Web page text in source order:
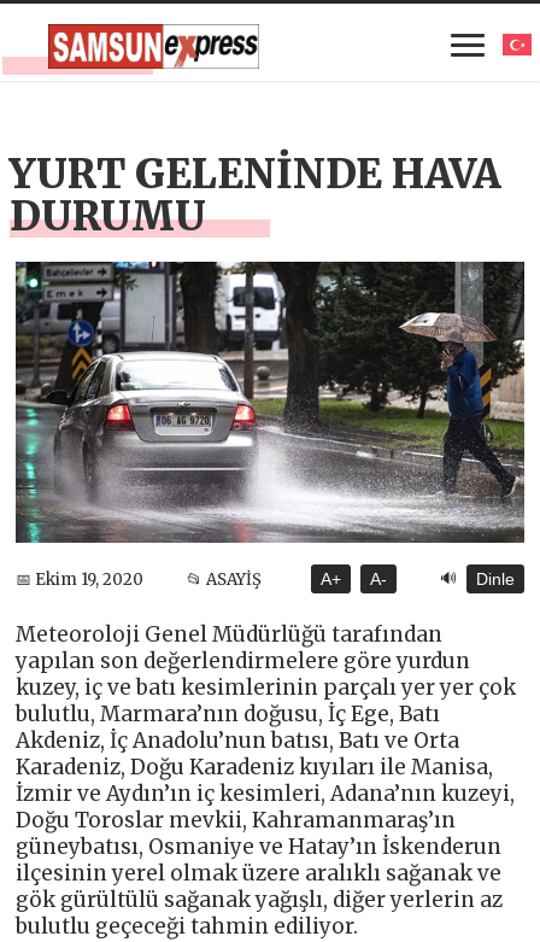
YURT GELENİNDE HAVA
DURUMU
📅 Ekim 19, 2020 📂 ASAYİŞ A+ A- 🔊 Dinle
Meteoroloji Genel Müdürlüğü tarafından
yapılan son değerlendirmelere göre yurdun
kuzey, iç ve batı kesimlerinin parçalı yer yer çok
bulutlu, Marmara’nın doğusu, İç Ege, Batı
Akdeniz, İç Anadolu’nun batısı, Batı ve Orta
Karadeniz, Doğu Karadeniz kıyıları ile Manisa,
İzmir ve Aydın’ın iç kesimleri, Adana’nın kuzeyi,
Doğu Toroslar mevkii, Kahramanmaraş’ın
güneybatısı, Osmaniye ve Hatay’ın İskenderun
ilçesinin yerel olmak üzere aralıklı sağanak ve
gök gürültülü sağanak yağışlı, diğer yerlerin az
bulutlu geçeceği tahmin ediliyor.